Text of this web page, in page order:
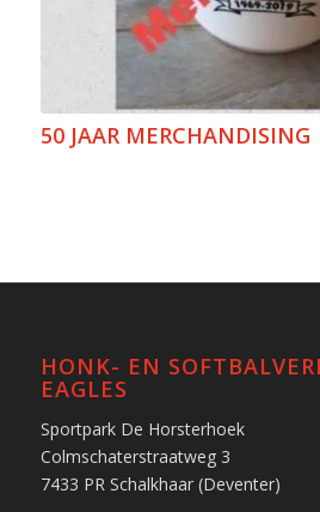
50 JAAR MERCHANDISING
HONK- EN
EAGLES
Sportpark De Horsterhoek
Colmschaterstraatweg 3
7433 PR Schalkhaar (Deventer)